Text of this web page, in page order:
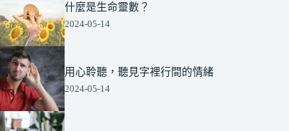
什麼是生命靈數？
2024-05-14
用心聆聽，聽見字裡行間的情緒
2024-05-14